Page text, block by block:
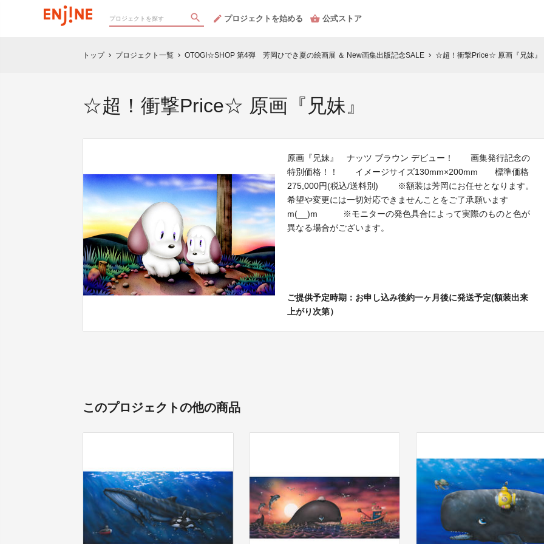
プロジェクトを始める 公式ストア
トップ chevron_right プロジェクト一覧 chevron_right OTOGI☆SHOP 第4弾 芳岡ひでき夏の絵画展 ＆ New画集出版記念SALE chevron_right ☆超！衝撃Price☆ 原画『兄妹』
☆超！衝撃Price☆ 原画『兄妹』
原画『兄妹』 ナッツ ブラウン デビュー！ 画集発行記念の
特別価格！！ イメージサイズ130mm×200mm 標準価格
275,000円(税込/送料別) ※額装は芳岡にお任せとなります。
希望や変更には一切対応できませんことをご了承願います
m(__)m ※モニターの発色具合によって実際のものと色が
異なる場合がございます。
ご提供予定時期：お申し込み後約一ヶ月後に発送予定(額装出来
上がり次第）
このプロジェクトの他の商品